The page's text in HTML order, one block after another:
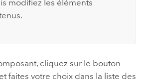
modifiez les éléments
cliquez sur le bouton
et faites votre choix dans la liste des